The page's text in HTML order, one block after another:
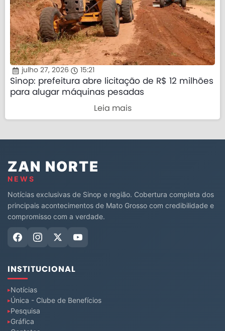
julho 27, 2026 15:21
Sinop: prefeitura abre licitação de R$ 12 milhões
para alugar máquinas pesadas
Leia mais
ZAN NORTE
NEWS
Notícias exclusivas de Sinop e região. Cobertura completa dos
principais acontecimentos de Mato Grosso com credibilidade e
compromisso com a verdade.
INSTITUCIONAL
Notícias
Única - Clube de Benefícios
Pesquisa
Gráfica